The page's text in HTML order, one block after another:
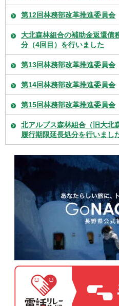
第12回林務部改革推進委員会
大北森林組合の補助金返還債
分（4回目）を行いました
第13回林務部改革推進委員会
第14回林務部改革推進委員会
第15回林務部改革推進委員会
北アルプス森林組合（旧大北
履行期限延長処分を行いまし